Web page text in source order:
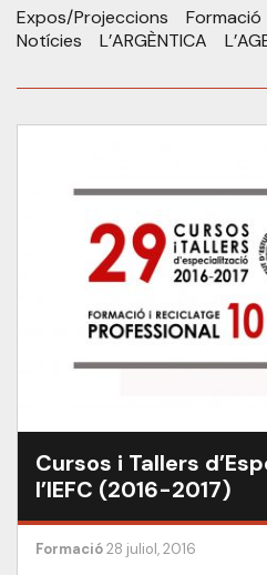
Expos/Projeccions Formació
Notícies
L’ARGÈNTICA
Cursos i Tallers
l’IEFC (2016-2017)
Formació28 juliol, 2016